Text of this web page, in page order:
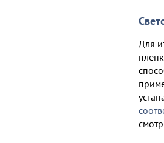
Для